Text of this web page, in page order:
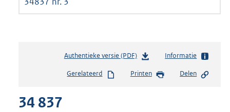
Authentieke versie (PDF)b
s
Informatie
Gerelateerd Printen Delen
34 837